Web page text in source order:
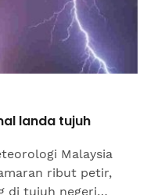
landa tujuh
Malaysia
ribut petir,
di tujuh negeri